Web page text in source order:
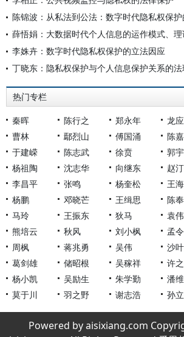
陈锦波：从私法到公法：数字时代隐私权保
薛悟娟：大数据时代个人信息的运作模式、
李姝卉：数字时代隐私权保护的立法因应
热门专栏
秦晖 陈行之 郑永年 龙
曹林
鄢烈山 傅国涌 陈
于建嵘
陈志武 徐贲 郭
杨祖陶
沈志华 向继东 赵
李昌平
张鸣 杨奎松 王
杨鹏
邓晓芒 王缉思 陈
马玲
王振东 狄马 袁
熊培云
秋风 刘小枫 孟
周枫
蒋兆勇 吴伟 沙
葛剑雄
储昭根 吴稼祥 许
杨小凯
吴励生 朱学勤 潘维
莫于川
羽之野 谢志浩 孙
Powered by aisixiang.com